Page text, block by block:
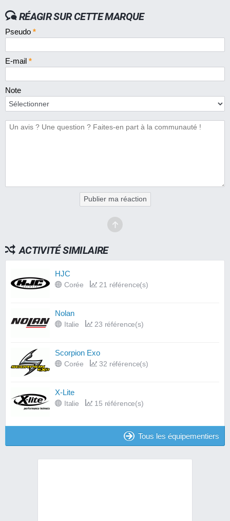
RÉAGIR SUR CETTE MARQUE
Pseudo *
E-mail *
Note
Publier ma réaction
ACTIVITÉ SIMILAIRE
HJC
Corée 21 référence(s)
Nolan
Italie 23 référence(s)
Scorpion Exo
Corée 32 référence(s)
X-Lite
Italie 15 référence(s)
Tous les équipementiers